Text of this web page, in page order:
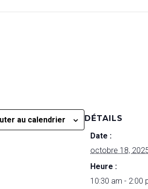
au calendrier
DÉTAILS
Date :
octobre 18,
Heure :
10:30 am - 2:00